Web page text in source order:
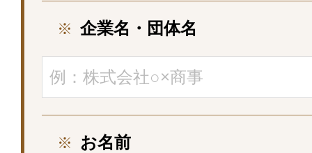
※ 企業名・団体名
※ お名前